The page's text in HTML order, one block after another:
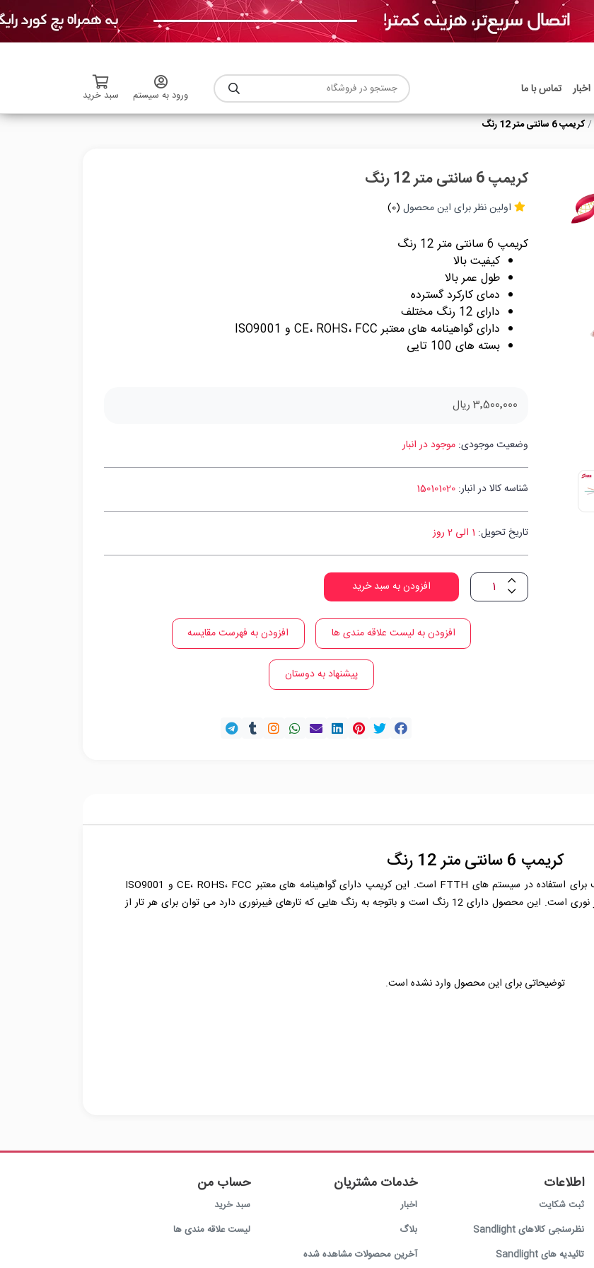
اخبار تماس با ما ورود به سیستم
سبد خرید
کريمپ 6 سانتی متر 12 رنگ
کريمپ 6 سانتی متر 12 رنگ
اولین نظر برای این محصول (0)
کريمپ 6 سانتی متر 12 رنگ
کیفیت بالا
طول عمر بالا
دمای کارکرد گسترده
دارای 12 رنگ مختلف
دارای گواهینامه های معتبر CE، ROHS، FCC و ISO9001
بسته های 100 تایی
3٬500٬000 ریال
وضعیت موجودی: موجود در انبار
شناسه کالا در انبار: 150101020
تاریخ تحویل: 1 الی 2 روز
افزودن به سبد خرید
افزودن به لیست علاقه مندی ها افزودن به فهرست مقایسه
پیشنهاد به دوستان
کريمپ 6 سانتی متر 12 رنگ
کريمپ 6 سانتی متر 12 رنگ، محصولی با کیفیت و مناسب برای استفاده در سیستم های FTTH است. این کریمپ دارای گواهینامه های معتبر CE، ROHS، FCC و ISO9001
می‌باشد و یکی از تجهیزات ضروری برای اتصال تارهای فیبر نوری است. این محصول دارای 12 رنگ است و باتوجه به رنگ هایی که تارهای فیبرنوری دارد می توان برای هر تار از
توضیحاتی برای این محصول وارد نشده است.
اطلاعات
ثبت شکایت
نظرسنجی کالاهای Sandlight
تائیدیه های Sandlight
خدمات مشتریان
اخبار
بلاگ
آخرین محصولات مشاهده شده
حساب من
سبد خرید
لیست علاقه مندی ها